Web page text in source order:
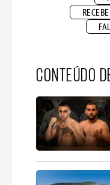
CONTEÚDO